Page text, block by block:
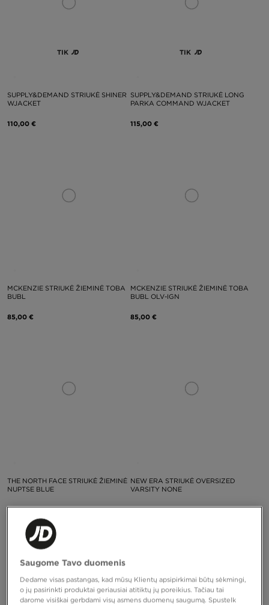
TIK
SUPPLY&DEMAND STRIUKĖ SHINER
WJACKET
110,00 €
TIK
SUPPLY&DEMAND STRIUKĖ LONG
PARKA COMMAND WJACKET
115,00 €
MCKENZIE STRIUKĖ ŽIEMINĖ TOBA
BUBL
85,00 €
MCKENZIE STRIUKĖ ŽIEMINĖ TOBA
BUBL OLV-IGN
85,00 €
THE NORTH FACE STRIUKĖ ŽIEMINĖ
NUPTSE BLUE
340,00 €
NEW ERA STRIUKĖ OVERSIZED
VARSITY NONE
185,00 €
Saugome Tavo duomenis
Dedame visas pastangas, kad mūsų Klientų apsipirkimai būtų sėkmingi,
o jų pasirinkti produktai geriausiai atitiktų jų poreikius. Tačiau tai
darome visiškai gerbdami visų asmens duomenų saugumą. Spustelk